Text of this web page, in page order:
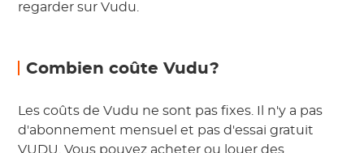
regarder sur Vudu.
Combien coûte Vudu?
Les coûts de Vudu ne sont pas fixes. Il n'y a pas
d'abonnement mensuel et pas d'essai gratuit
VUDU. Vous pouvez acheter ou louer des